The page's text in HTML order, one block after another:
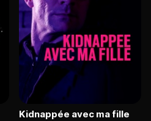
Kidnappée avec ma fille